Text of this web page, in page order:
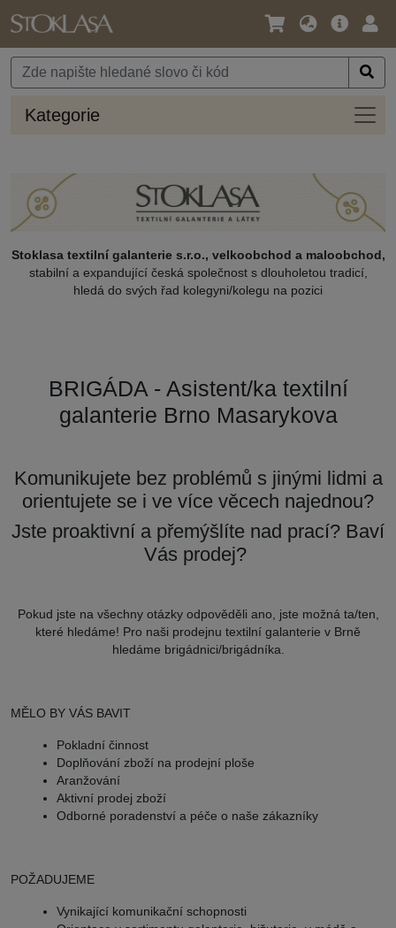
Jazyk
Měna
Hlavní
Kategorie
Stoklasa textilní galanterie s.r.o., velkoobchod a maloobchod,
stabilní a expandující česká společnost s dlouholetou tradicí,
hledá do svých řad kolegyni/kolegu na pozici
BRIGÁDA - Asistent/ka textilní
galanterie Brno Masarykova
Komunikujete bez problémů s jinými lidmi a
orientujete se i ve více věcech najednou?
Jste proaktivní a přemýšlíte nad prací? Baví
Vás prodej?
Pokud jste na všechny otázky odpověděli ano, jste možná ta/ten,
které hledáme! Pro naši prodejnu textilní galanterie v Brně
hledáme brigádnici/brigádníka.
MĚLO BY VÁS BAVIT
Pokladní činnost
Doplňování zboží na prodejní ploše
Aranžování
Aktivní prodej zboží
Odborné poradenství a péče o naše zákazníky
POŽADUJEME
Vynikající komunikační schopnosti